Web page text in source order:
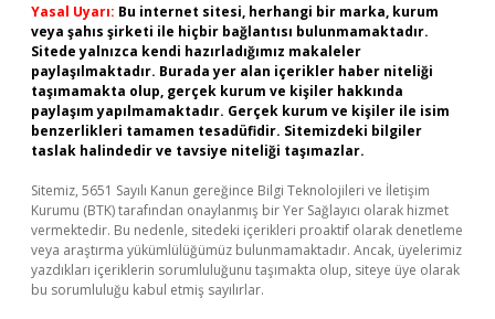
Yasal Uyarı: Bu internet sitesi, herhangi bir marka, kurum
veya şahıs şirketi ile hiçbir bağlantısı bulunmamaktadır.
Sitede yalnızca kendi hazırladığımız makaleler
paylaşılmaktadır. Burada yer alan içerikler haber niteliği
taşımamakta olup, gerçek kurum ve kişiler hakkında
paylaşım yapılmamaktadır. Gerçek kurum ve kişiler ile isim
benzerlikleri tamamen tesadüfidir. Sitemizdeki bilgiler
taslak halindedir ve tavsiye niteliği taşımazlar.
Sitemiz, 5651 Sayılı Kanun gereğince Bilgi Teknolojileri ve İletişim
Kurumu (BTK) tarafından onaylanmış bir Yer Sağlayıcı olarak hizmet
vermektedir. Bu nedenle, sitedeki içerikleri proaktif olarak denetleme
veya araştırma yükümlülüğümüz bulunmamaktadır. Ancak, üyelerimiz
yazdıkları içeriklerin sorumluluğunu taşımakta olup, siteye üye olarak
bu sorumluluğu kabul etmiş sayılırlar.